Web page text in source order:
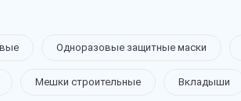
Одноразовые защитные маски
Мешки строительные Вкладыши